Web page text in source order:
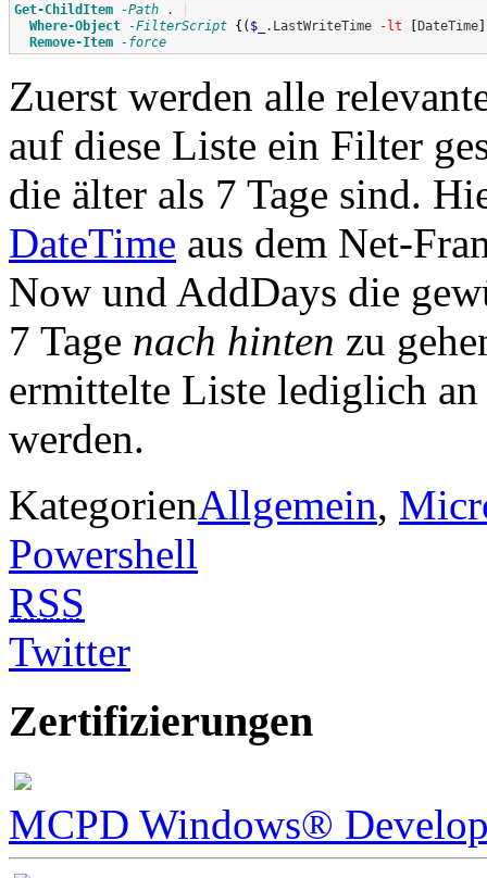
Get-ChildItem -Path .
Where-Object -FilterScript { ( $_ .LastWriteTime -lt [DateTime]
Remove-Item -force
Zuerst werden alle
auf diese Liste ein Filter
die älter als 7 Tage sind.
DateTime aus dem Net-
Now und AddDays die
7 Tage nach hinten zu
ermittelte Liste lediglich
werden.
KategorienAllgemein,
Powershell
RSS
Twitter
Zertifizierungen
MCPD Windows®